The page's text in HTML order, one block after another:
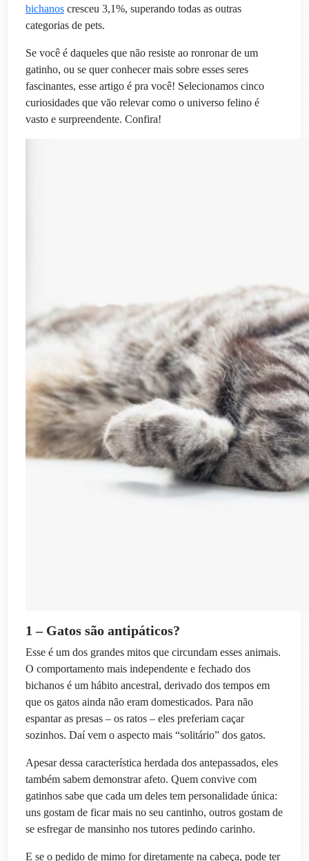
bichanos cresceu 3,1%, superando todas as outras
categorias de pets.
Se você é daqueles que não resiste ao ronronar de um
gatinho, ou se quer conhecer mais sobre esses seres
fascinantes, esse artigo é pra você! Selecionamos cinco
curiosidades que vão relevar como o universo felino é
vasto e surpreendente. Confira!
1 – Gatos são antipáticos?
Esse é um dos grandes mitos que circundam esses animais.
O comportamento mais independente e fechado dos
bichanos é um hábito ancestral, derivado dos tempos em
que os gatos ainda não eram domesticados. Para não
espantar as presas – os ratos – eles preferiam caçar
sozinhos. Daí vem o aspecto mais “solitário” dos gatos.
Apesar dessa característica herdada dos antepassados, eles
também sabem demonstrar afeto. Quem convive com
gatinhos sabe que cada um deles tem personalidade única:
uns gostam de ficar mais no seu cantinho, outros gostam de
se esfregar de mansinho nos tutores pedindo carinho.
E se o pedido de mimo for diretamente na cabeça, pode ter